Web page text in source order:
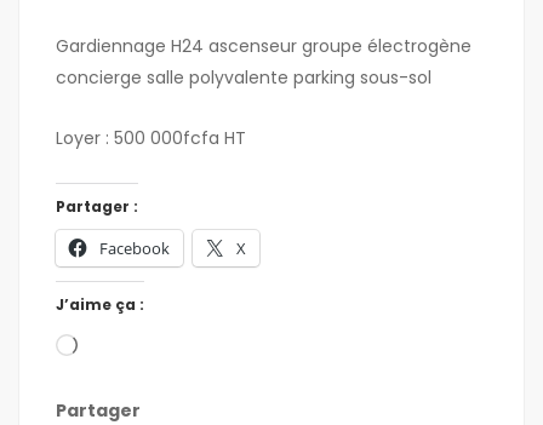
Gardiennage H24 ascenseur groupe électrogène
concierge salle polyvalente parking sous-sol
Loyer : 500 000fcfa HT
Partager :
Facebook X
J’aime ça :
Partager